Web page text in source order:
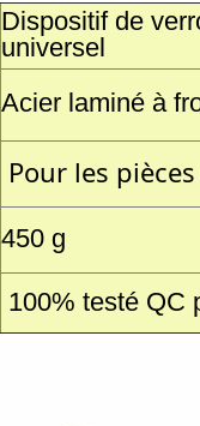
Dispositif de
universel
Acier laminé à
Pour les
450 g
100% testé QC